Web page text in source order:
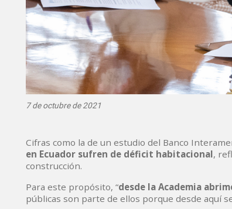
7 de octubre de 2021
Cifras como la de un estudio del Banco
en Ecuador sufren de déficit habitacional,
construcción.
Para este propósito, “desde la Academia
públicas son parte de ellos porque desde aquí